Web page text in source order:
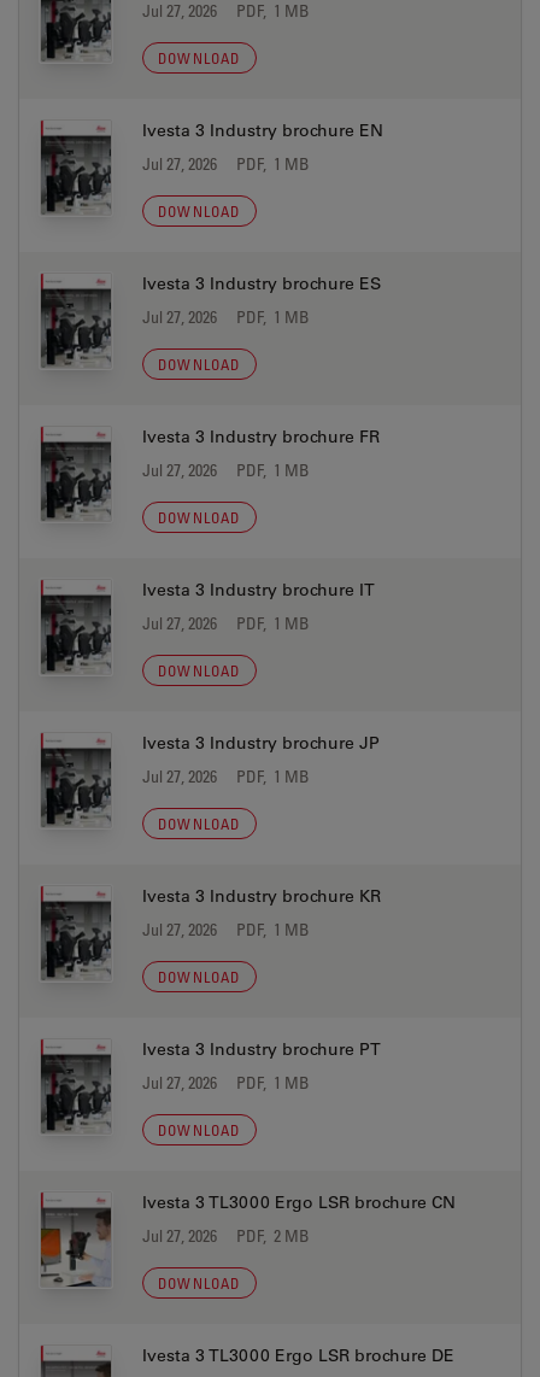
Jul 27, 2026 PDF, 1 MB
DOWNLOAD
Ivesta 3 Industry brochure EN
Jul 27, 2026 PDF, 1 MB
DOWNLOAD
Ivesta 3 Industry brochure ES
Jul 27, 2026 PDF, 1 MB
DOWNLOAD
Ivesta 3 Industry brochure FR
Jul 27, 2026 PDF, 1 MB
DOWNLOAD
Ivesta 3 Industry brochure IT
Jul 27, 2026 PDF, 1 MB
DOWNLOAD
Ivesta 3 Industry brochure JP
Jul 27, 2026 PDF, 1 MB
DOWNLOAD
Ivesta 3 Industry brochure KR
Jul 27, 2026 PDF, 1 MB
DOWNLOAD
Ivesta 3 Industry brochure PT
Jul 27, 2026 PDF, 1 MB
DOWNLOAD
Ivesta 3 TL3000 Ergo LSR brochure CN
Jul 27, 2026 PDF, 2 MB
DOWNLOAD
Ivesta 3 TL3000 Ergo LSR brochure DE